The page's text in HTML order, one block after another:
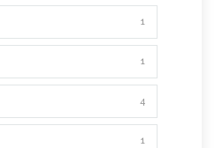
1
1
4
1